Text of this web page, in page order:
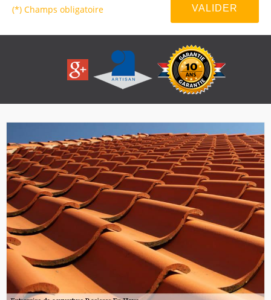
(*) Champs obligatoire